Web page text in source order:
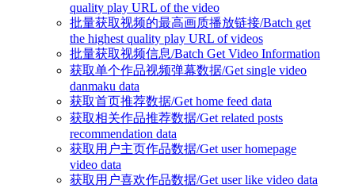
quality play URL of the video
批量获取视频的最高画质播放链接/Batch get
the highest quality play URL of videos
批量获取视频信息/Batch Get Video Information
获取单个作品视频弹幕数据/Get single video
danmaku data
获取首页推荐数据/Get home feed data
获取相关作品推荐数据/Get related posts
recommendation data
获取用户主页作品数据/Get user homepage
video data
获取用户喜欢作品数据/Get user like video data